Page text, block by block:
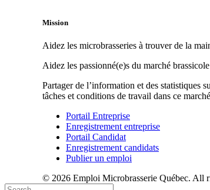
Mission
Aidez les microbrasseries à trouver de la
Aidez les passionné(e)s du marché
Partager de l’information et des statistiques
tâches et conditions de travail dans ce
Portail Entreprise
Enregistrement entreprise
Portail Candidat
Enregistrement candidats
Publier un emploi
© 2026 Emploi Microbrasserie Québec. All